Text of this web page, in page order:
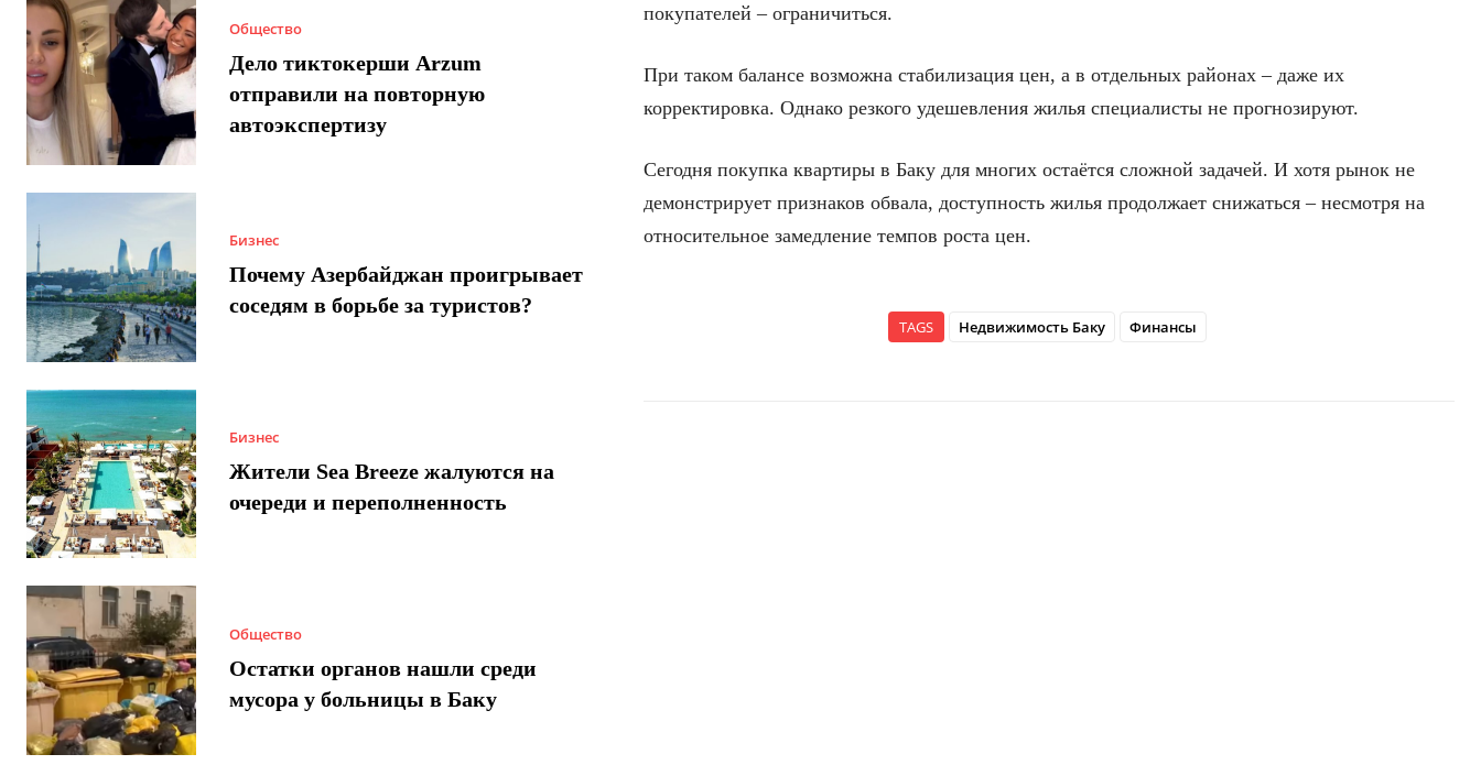
Общество
Дело тиктокерши Arzum
отправили на повторную
автоэкспертизу
Бизнес
Почему Азербайджан проигрывает
соседям в борьбе за туристов?
Бизнес
Жители Sea Breeze жалуются на
очереди и переполненность
Общество
Остатки органов нашли среди
мусора у больницы в Баку
покупателей – ограничиться.
При таком балансе возможна стабилизация цен, а в отдельных районах – даже их
корректировка. Однако резкого удешевления жилья специалисты не прогнозируют.
Сегодня покупка квартиры в Баку для многих остаётся сложной задачей. И хотя рынок не
демонстрирует признаков обвала, доступность жилья продолжает снижаться – несмотря на
относительное замедление темпов роста цен.
TAGS Недвижимость Баку Финансы